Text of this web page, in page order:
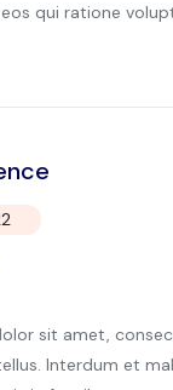
qui ratione
sit amet,
Interdum et